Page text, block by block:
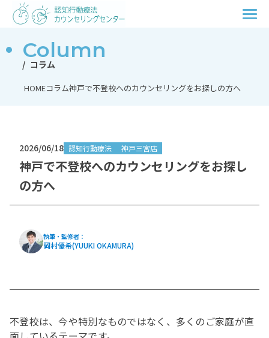
Column
コラム
HOMEコラム神戸で不登校へのカウンセリングをお探しの方へ
2026/06/18 認知行動療法 神戸三宮店
神戸で不登校へのカウンセリングをお探し
の方へ
執筆・監修者：
岡村優希(YUUKI OKAMURA)
不登校は、今や特別なものではなく、多くのご家庭が直